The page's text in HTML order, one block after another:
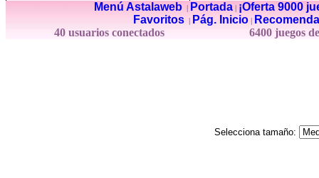
Menú Astalaweb| Portada|
¡Oferta 9000
Favoritos
Pág. Inicio
40 usuarios conectados
6400 juegos
Selecciona tamaño: